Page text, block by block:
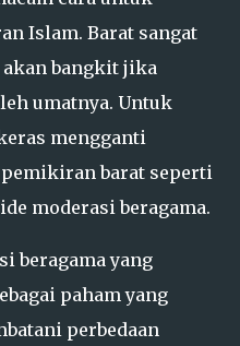
Islam. Barat sangat
akan bangkit jika
umatnya. Untuk
mengganti
barat seperti
moderasi beragama.
beragama yang
paham yang
perbedaan